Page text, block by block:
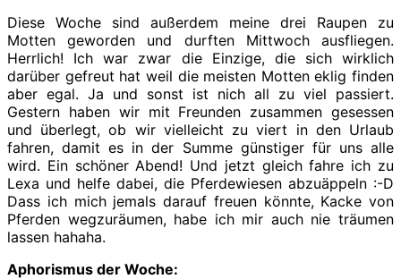
Diese Woche sind außerdem meine drei Raupen zu
Motten geworden und durften Mittwoch ausfliegen.
Herrlich! Ich war zwar die Einzige, die sich wirklich
darüber gefreut hat weil die meisten Motten eklig finden
aber egal. Ja und sonst ist nich all zu viel passiert.
Gestern haben wir mit Freunden zusammen gesessen
und überlegt, ob wir vielleicht zu viert in den Urlaub
fahren, damit es in der Summe günstiger für uns alle
wird. Ein schöner Abend! Und jetzt gleich fahre ich zu
Lexa und helfe dabei, die Pferdewiesen abzuäppeln :-D
Dass ich mich jemals darauf freuen könnte, Kacke von
Pferden wegzuräumen, habe ich mir auch nie träumen
lassen hahaha.
Aphorismus der Woche: